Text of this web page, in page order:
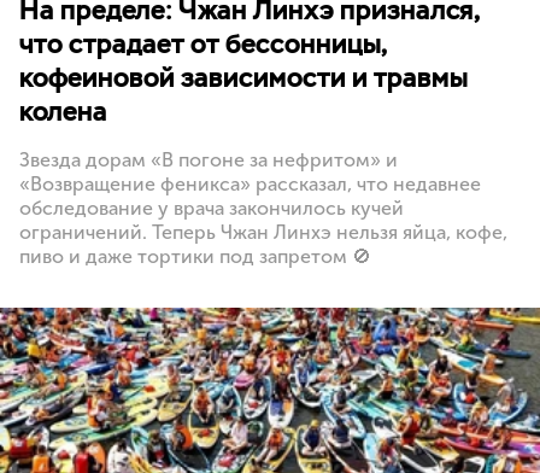
На пределе: Чжан Линхэ признался,
что страдает от бессонницы,
кофеиновой зависимости и травмы
колена
Звезда дорам «В погоне за нефритом» и
«Возвращение феникса» рассказал, что недавнее
обследование у врача закончилось кучей
ограничений. Теперь Чжан Линхэ нельзя яйца, кофе,
пиво и даже тортики под запретом 🚫